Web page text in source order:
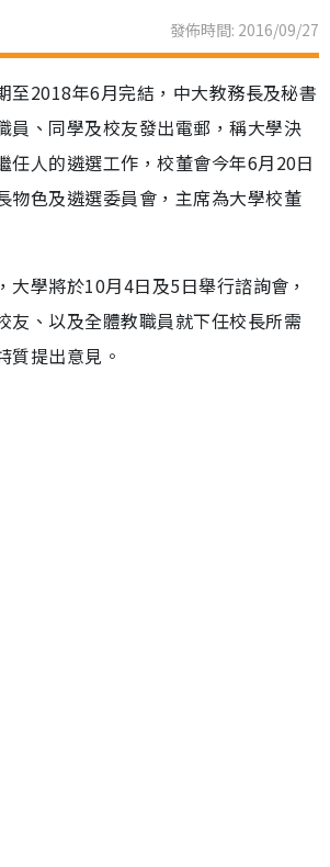
發佈時間: 2016/09/27
至2018年6月完結，中大教務長及秘書
員、同學及校友發出電郵，稱大學決
任人的遴選工作，校董會今年6月20日
物色及遴選委員會，主席為大學校董
大學將於10月4日及5日舉行諮詢會，
友、以及全體教職員就下任校長所需
質提出意見。